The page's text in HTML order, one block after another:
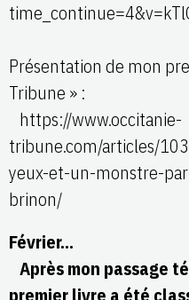
Présentation de mon
Tribune » :
https://www.occitanie-
tribune.com/articles/
yeux-et-un-monstre-
brinon/
Février…
Après mon passage